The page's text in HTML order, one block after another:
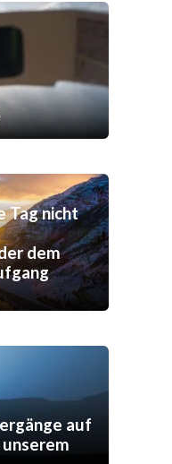
Tag nicht
dem
auf